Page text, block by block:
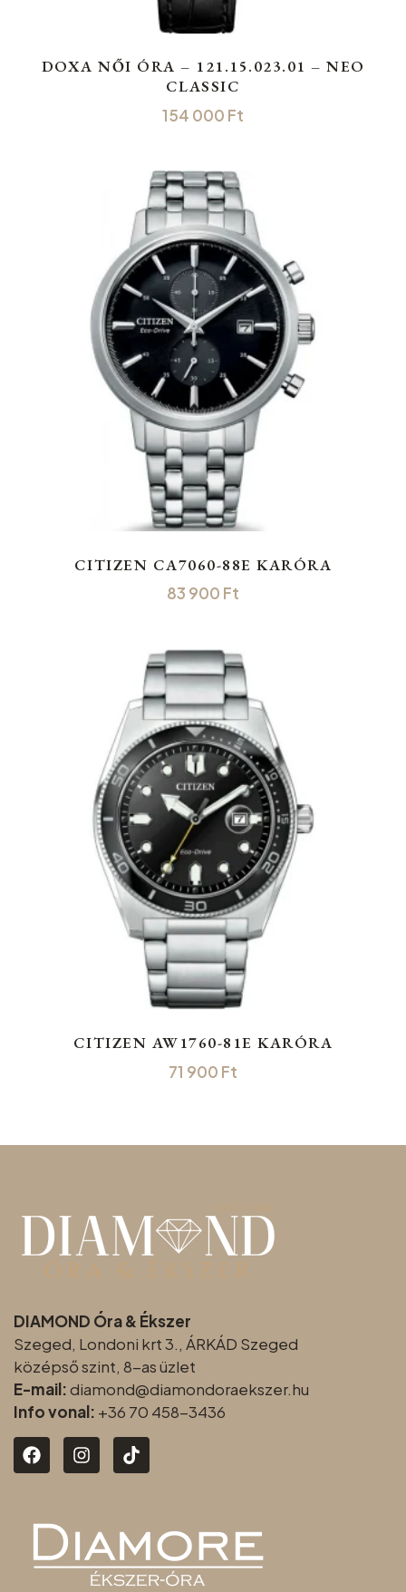
DOXA NŐI ÓRA – 121.15.023.01 – NEO
CLASSIC
154 000 Ft
CITIZEN CA7060-88E KARÓRA
83 900 Ft
CITIZEN AW1760-81E KARÓRA
71 900 Ft
DIAMOND Óra & Ékszer
Szeged, Londoni krt 3., ÁRKÁD Szeged
középső szint, 8-as üzlet
E-mail:diamond@diamondoraekszer.hu
Info vonal: +36 70 458-3436